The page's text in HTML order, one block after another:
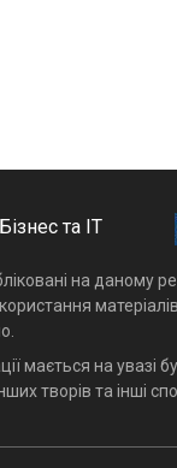
Бізнес та ІТ
на даному
мається на увазі
творів та інші